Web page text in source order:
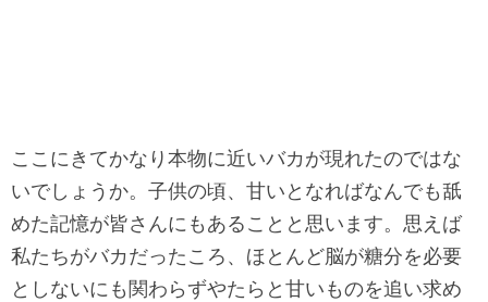
ここにきてかなり本物に近いバカが現れたのではな
いでしょうか。子供の頃、甘いとなればなんでも舐
めた記憶が皆さんにもあることと思います。思えば
私たちがバカだったころ、ほとんど脳が糖分を必要
としないにも関わらずやたらと甘いものを追い求め